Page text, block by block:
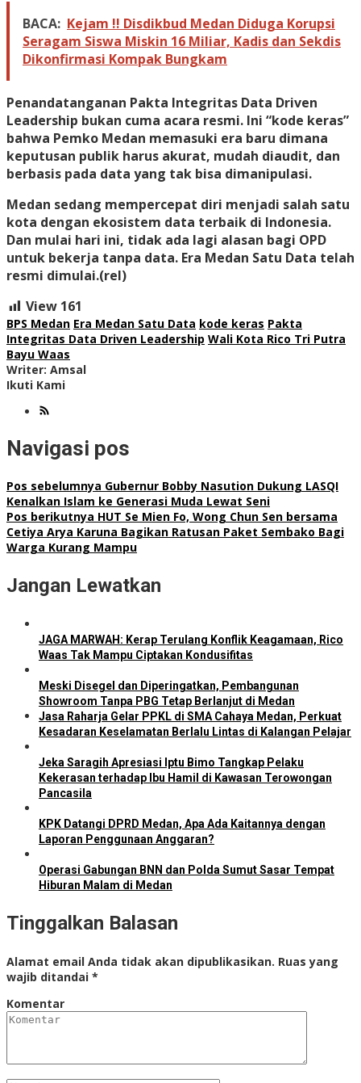
BACA: Kejam !! Disdikbud Medan Diduga Korupsi
Seragam Siswa Miskin 16 Miliar, Kadis dan Sekdis
Dikonfirmasi Kompak Bungkam
Penandatanganan Pakta Integritas Data Driven
Leadership bukan cuma acara resmi. Ini “kode keras”
bahwa Pemko Medan memasuki era baru dimana
keputusan publik harus akurat, mudah diaudit, dan
berbasis pada data yang tak bisa dimanipulasi.
Medan sedang mempercepat diri menjadi salah satu
kota dengan ekosistem data terbaik di Indonesia.
Dan mulai hari ini, tidak ada lagi alasan bagi OPD
untuk bekerja tanpa data. Era Medan Satu Data telah
resmi dimulai.(rel)
View 161
BPS Medan Era Medan Satu Data kode keras Pakta
Integritas Data Driven Leadership Wali Kota Rico Tri Putra
Bayu Waas
Writer: Amsal
Ikuti Kami
Navigasi pos
Pos sebelumnya Gubernur Bobby Nasution Dukung LASQI
Kenalkan Islam ke Generasi Muda Lewat Seni
Pos berikutnya HUT Se Mien Fo, Wong Chun Sen bersama
Cetiya Arya Karuna Bagikan Ratusan Paket Sembako Bagi
Warga Kurang Mampu
Jangan Lewatkan
JAGA MARWAH: Kerap Terulang Konflik Keagamaan, Rico
Waas Tak Mampu Ciptakan Kondusifitas
Meski Disegel dan Diperingatkan, Pembangunan
Showroom Tanpa PBG Tetap Berlanjut di Medan
Jasa Raharja Gelar PPKL di SMA Cahaya Medan, Perkuat
Kesadaran Keselamatan Berlalu Lintas di Kalangan Pelajar
Jeka Saragih Apresiasi Iptu Bimo Tangkap Pelaku
Kekerasan terhadap Ibu Hamil di Kawasan Terowongan
Pancasila
KPK Datangi DPRD Medan, Apa Ada Kaitannya dengan
Laporan Penggunaan Anggaran?
Operasi Gabungan BNN dan Polda Sumut Sasar Tempat
Hiburan Malam di Medan
Tinggalkan Balasan
Alamat email Anda tidak akan dipublikasikan. Ruas yang
wajib ditandai *
Komentar